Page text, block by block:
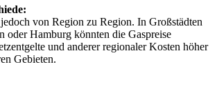
von Region zu Region. In Großstädten
oder Hamburg könnten die Gaspreise
und anderer regionaler Kosten höher
Gebieten.